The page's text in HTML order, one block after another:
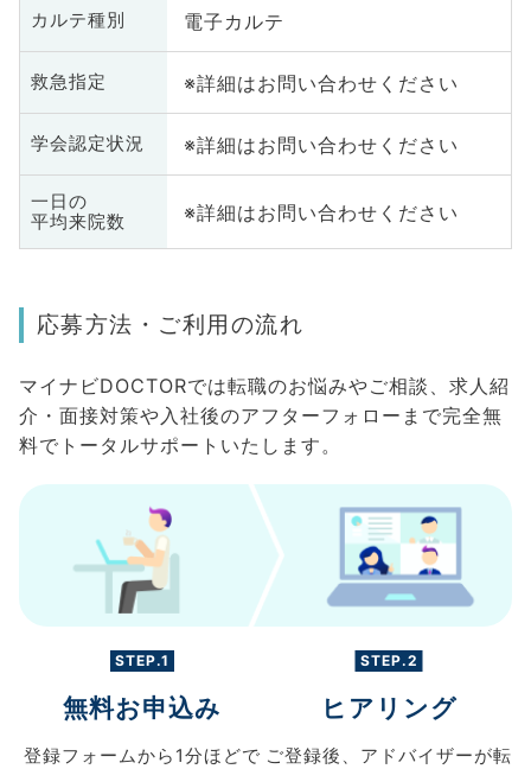
カルテ種別 電子カルテ
救急指定 ※詳細はお問い合わせください
学会認定状況 ※詳細はお問い合わせください
一日の
平均来院数
※詳細はお問い合わせください
応募方法・ご利用の流れ
マイナビDOCTORでは転職のお悩みやご相談、求人紹
介・面接対策や入社後のアフターフォローまで完全無
料でトータルサポートいたします。
STEP.1
無料お申込み
登録フォームから 1分ほどで
STEP.2
ヒアリング
ご登録後、 アドバイザーが転